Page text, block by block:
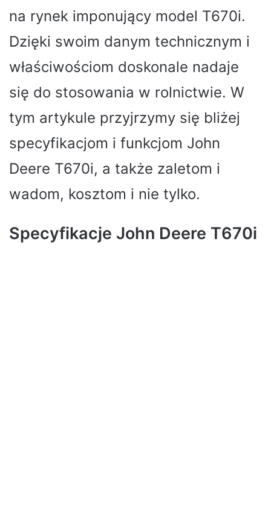
na rynek imponujący model T670i.
Dzięki swoim danym technicznym i
właściwościom doskonale nadaje
się do stosowania w rolnictwie. W
tym artykule przyjrzymy się bliżej
specyfikacjom i funkcjom John
Deere T670i, a także zaletom i
wadom, kosztom i nie tylko.
Specyfikacje John Deere T670i